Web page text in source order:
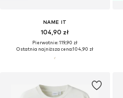
NAME IT
104,90 zł
Pierwotnie: 119,90 zł
Ostatnia najniższa cena:104,90 zł